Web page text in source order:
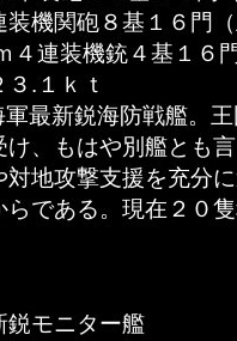
関砲８基１６門（
連装機銃４基１６
.１ｋｔ
軍最新鋭海防戦艦。
け、もはや別艦とも
対地攻撃支援を充分
らである。現在２０
鋭モニター艦